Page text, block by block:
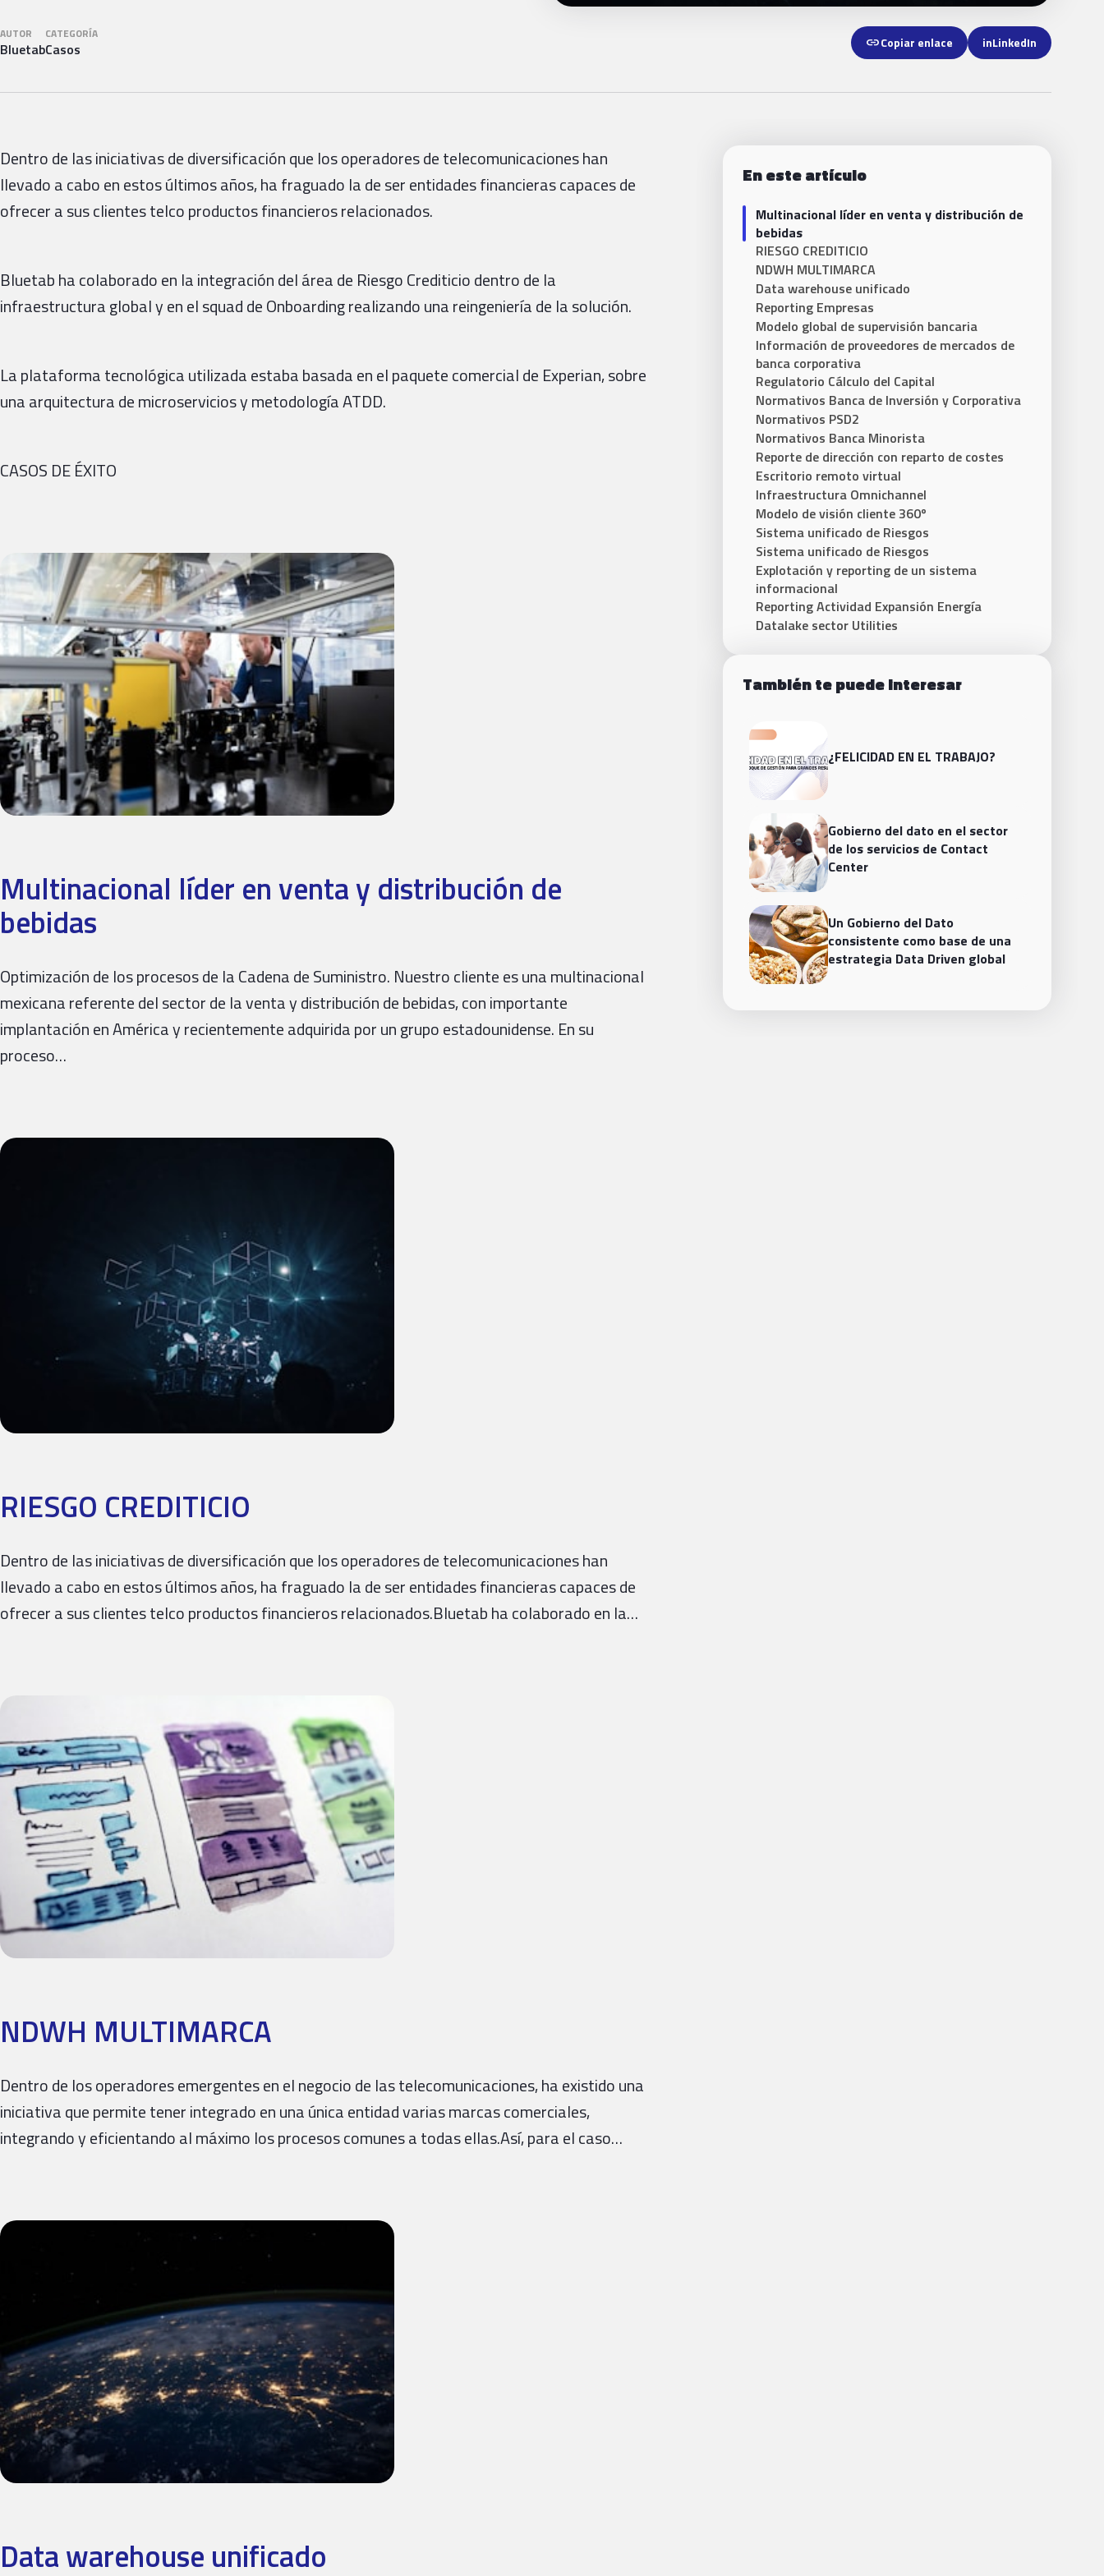
AUTOR
Bluetab
CATEGORÍA
Casos linkCopiar enlace inLinkedIn
Dentro de las iniciativas de diversificación que los operadores de telecomunicaciones han
llevado a cabo en estos últimos años, ha fraguado la de ser entidades financieras capaces de
ofrecer a sus clientes telco productos financieros relacionados.
Bluetab ha colaborado en la integración del área de Riesgo Crediticio dentro de la
infraestructura global y en el squad de Onboarding realizando una reingeniería de la solución.
La plataforma tecnológica utilizada estaba basada en el paquete comercial de Experian, sobre
una arquitectura de microservicios y metodología ATDD.
CASOS DE ÉXITO
Multinacional líder en venta y distribución de
bebidas
Optimización de los procesos de la Cadena de Suministro. Nuestro cliente es una multinacional
mexicana referente del sector de la venta y distribución de bebidas, con importante
implantación en América y recientemente adquirida por un grupo estadounidense. En su
proceso…
RIESGO CREDITICIO
Dentro de las iniciativas de diversificación que los operadores de telecomunicaciones han
llevado a cabo en estos últimos años, ha fraguado la de ser entidades financieras capaces de
ofrecer a sus clientes telco productos financieros relacionados.Bluetab ha colaborado en la…
NDWH MULTIMARCA
Dentro de los operadores emergentes en el negocio de las telecomunicaciones, ha existido una
iniciativa que permite tener integrado en una única entidad varias marcas comerciales,
integrando y eficientando al máximo los procesos comunes a todas ellas.Así, para el caso…
Data warehouse unificado
En este artículo
Multinacional líder en venta y distribución de
bebidas
RIESGO CREDITICIO
NDWH MULTIMARCA
Data warehouse unificado
Reporting Empresas
Modelo global de supervisión bancaria
Información de proveedores de mercados de
banca corporativa
Regulatorio Cálculo del Capital
Normativos Banca de Inversión y Corporativa
Normativos PSD2
Normativos Banca Minorista
Reporte de dirección con reparto de costes
Escritorio remoto virtual
Infraestructura Omnichannel
Modelo de visión cliente 360º
Sistema unificado de Riesgos​
Sistema unificado de Riesgos
Explotación y reporting de un sistema
informacional
Reporting Actividad Expansión Energía
Datalake sector Utilities
También te puede interesar
¿FELICIDAD EN EL TRABAJO?
Gobierno del dato en el sector
de los servicios de Contact
Center
Un Gobierno del Dato
consistente como base de una
estrategia Data Driven global